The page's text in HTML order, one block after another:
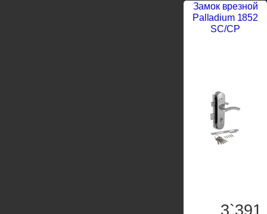
Замок врезной
Palladium 1852
SC/CP
3`391